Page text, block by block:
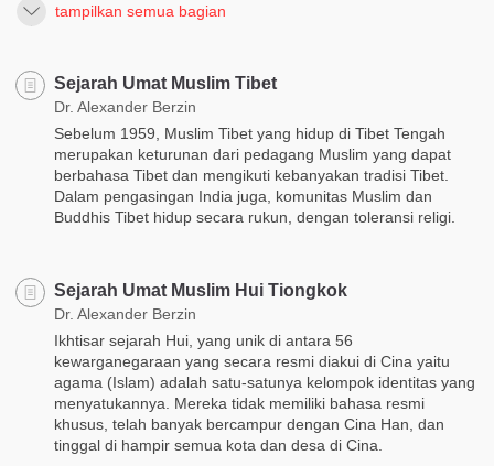
tampilkan semua bagian
Sejarah Umat Muslim Tibet
Dr. Alexander Berzin
Sebelum 1959, Muslim Tibet yang hidup di Tibet Tengah
merupakan keturunan dari pedagang Muslim yang dapat
berbahasa Tibet dan mengikuti kebanyakan tradisi Tibet.
Dalam pengasingan India juga, komunitas Muslim dan
Buddhis Tibet hidup secara rukun, dengan toleransi religi.
Sejarah Umat Muslim Hui Tiongkok
Dr. Alexander Berzin
Ikhtisar sejarah Hui, yang unik di antara 56
kewarganegaraan yang secara resmi diakui di Cina yaitu
agama (Islam) adalah satu-satunya kelompok identitas yang
menyatukannya. Mereka tidak memiliki bahasa resmi
khusus, telah banyak bercampur dengan Cina Han, dan
tinggal di hampir semua kota dan desa di Cina.